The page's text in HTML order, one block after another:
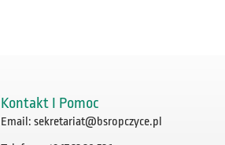
Kontakt I Pomoc
Email: sekretariat@bsropczyce.pl